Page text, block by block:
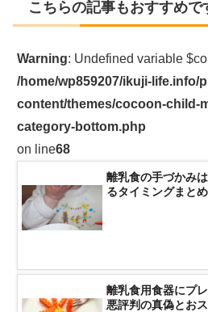
こちらの記事もおすすめで
Warning: Undefined variable
/home/wp859207/ikuji-life.info/
content/themes/cocoon-child-
category-bottom.php
on line68
離乳食の手づかみ
るタイミングまとめ
離乳食用食器にプ
悪評判の真偽とお